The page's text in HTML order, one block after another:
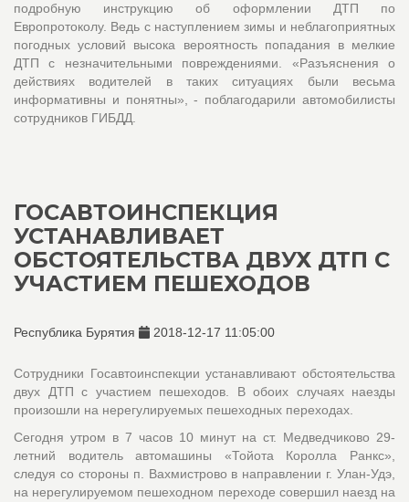
подробную инструкцию об оформлении ДТП по
Европротоколу. Ведь с наступлением зимы и неблагоприятных
погодных условий высока вероятность попадания в мелкие
ДТП с незначительными повреждениями. «Разъяснения о
действиях водителей в таких ситуациях были весьма
информативны и понятны», - поблагодарили автомобилисты
сотрудников ГИБДД.
ГОСАВТОИНСПЕКЦИЯ
УСТАНАВЛИВАЕТ
ОБСТОЯТЕЛЬСТВА ДВУХ ДТП С
УЧАСТИЕМ ПЕШЕХОДОВ
Республика Бурятия 2018-12-17 11:05:00
Сотрудники Госавтоинспекции устанавливают обстоятельства
двух ДТП с участием пешеходов. В обоих случаях наезды
произошли на нерегулируемых пешеходных переходах.
Сегодня утром в 7 часов 10 минут на ст. Медведчиково 29-
летний водитель автомашины «Тойота Королла Ранкс»,
следуя со стороны п. Вахмистрово в направлении г. Улан-Удэ,
на нерегулируемом пешеходном переходе совершил наезд на